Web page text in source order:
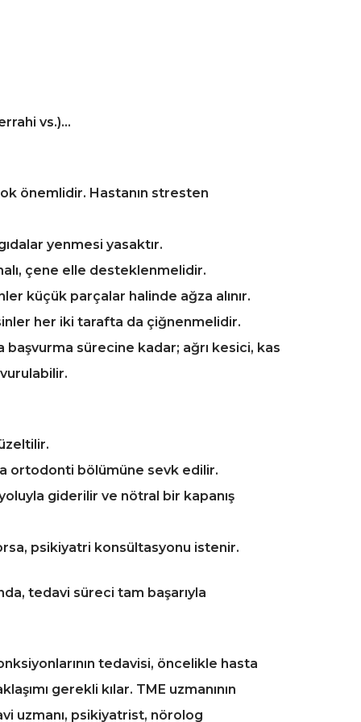
vs.)…
önemlidir. Hastanın stresten
yenmesi yasaktır.
çene elle desteklenmelidir.
küçük parçalar halinde ağza alınır.
her iki tarafta da çiğnenmelidir.
başvurma sürecine kadar; ağrı kesici, kas
ortodonti bölümüne sevk edilir.
giderilir ve nötral bir kapanış
psikiyatri konsültasyonu istenir.
tedavi süreci tam başarıyla
tedavisi, öncelikle hasta
gerekli kılar. TME uzmanının
uzmanı, psikiyatrist, nörolog